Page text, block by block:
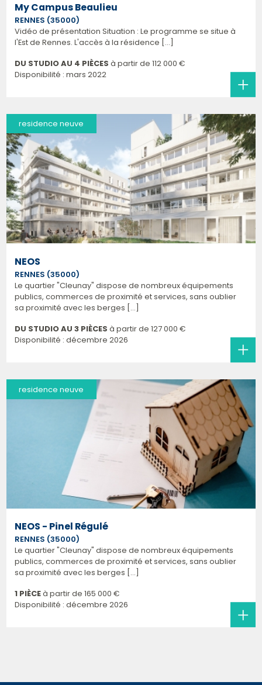
My Campus Beaulieu
RENNES (35000)
Vidéo de présentation Situation : Le programme se situe à
l'Est de Rennes. L'accès à la résidence [...]
DU STUDIO AU 4 PIÈCES à partir de 112 000 €
Disponibilité : mars 2022
residence neuve
NEOS
RENNES (35000)
Le quartier "Cleunay" dispose de nombreux équipements
publics, commerces de proximité et services, sans oublier
sa proximité avec les berges [...]
DU STUDIO AU 3 PIÈCES à partir de 127 000 €
Disponibilité : décembre 2026
residence neuve
NEOS - Pinel Régulé
RENNES (35000)
Le quartier "Cleunay" dispose de nombreux équipements
publics, commerces de proximité et services, sans oublier
sa proximité avec les berges [...]
1 PIÈCEà partir de 165 000 €
Disponibilité : décembre 2026